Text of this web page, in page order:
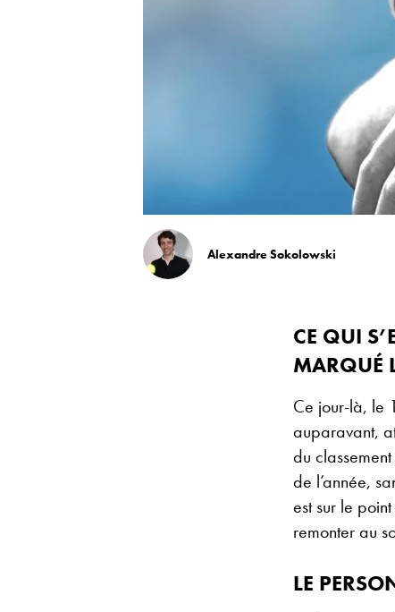
Alexandre Sokolowski
CE QUI
MARQUÉ
Ce jour-là, le
auparavant,
du
de l’année,
est sur le
remonter au
LE